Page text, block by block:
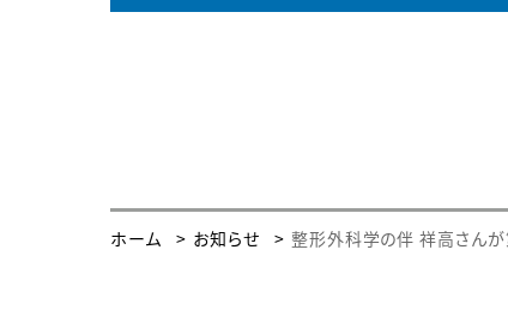
ホーム お知らせ 整形外科学の伴 祥高さん